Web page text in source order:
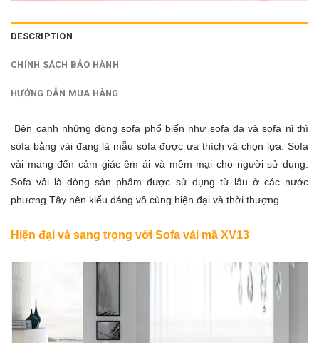
DESCRIPTION
CHÍNH SÁCH BẢO HÀNH
HƯỚNG DẪN MUA HÀNG
Bên cạnh những dòng sofa phổ biến như sofa da và sofa nỉ thì
sofa bằng vảiđang là mẫu sofa được ưa thích và chọn lựa. Sofa
vải mang đến cảm giác êm ái và mềm mại cho người sử dụng.
Sofa vải là dòng sản phẩm được sử dụng từ lâu ở các nước
phương Tây nên kiểu dáng vô cùng hiện đại và thời thượng.
Hiện đại và sang trọng với Sofa vải mã XV13